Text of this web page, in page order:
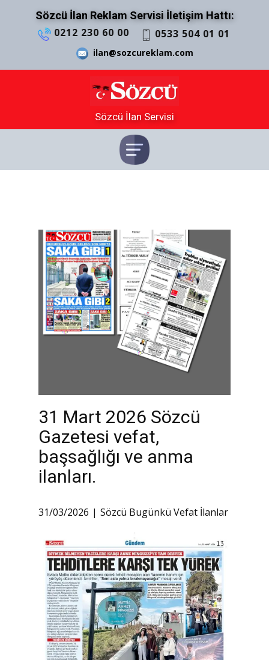
Sözcü İlan Reklam Servisi İletişim Hattı:
0212 230 60 00 0533 504 01 01
ilan@sozcureklam.com
Sözcü İlan Servisi
31 Mart 2026 Sözcü
Gazetesi vefat,
başsağlığı ve anma
ilanları.
31/03/2026 Sözcü Bugünkü Vefat İlanlar